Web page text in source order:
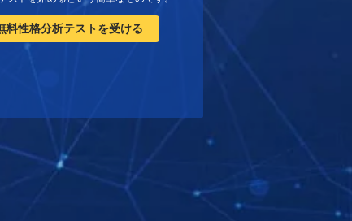
料性格分析テストを受ける